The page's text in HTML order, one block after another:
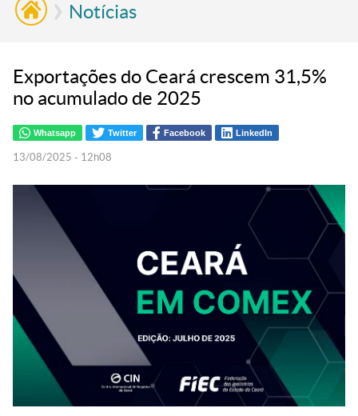
Notícias
Exportações do Ceará crescem 31,5%
no acumulado de 2025
Whatsapp Twitter Facebook LinkedIn
13/08/2025 - 12h08